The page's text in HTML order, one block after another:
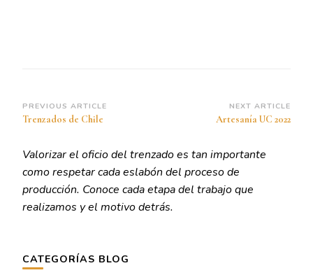
Post
Navigation
PREVIOUS ARTICLE
Trenzados de Chile
NEXT ARTICLE
Artesanía UC 2022
Valorizar el oficio del trenzado es tan importante
como respetar cada eslabón del proceso de
producción. Conoce cada etapa del trabajo que
realizamos y el motivo detrás.
CATEGORÍAS BLOG